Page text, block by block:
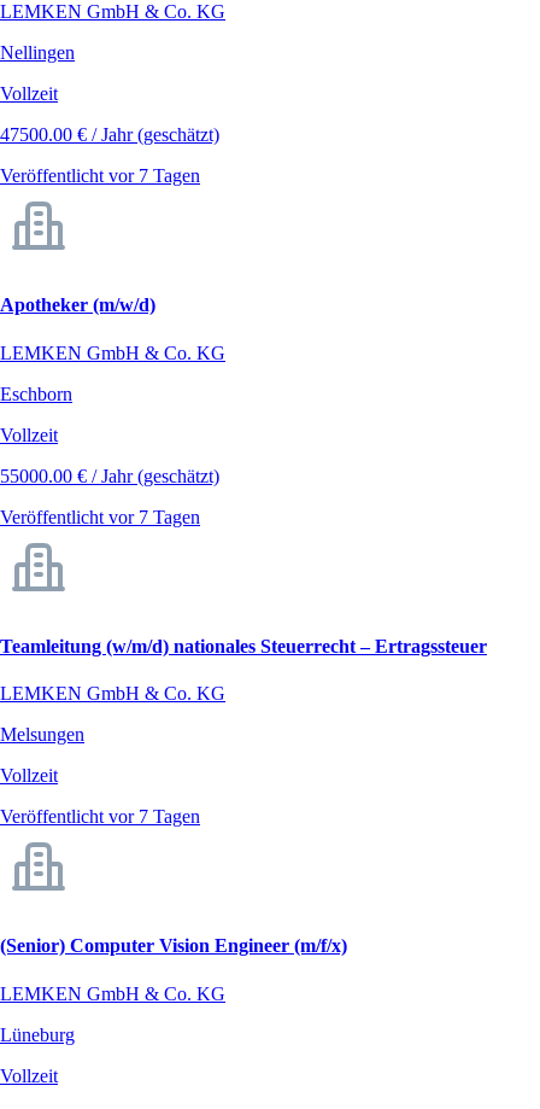
LEMKEN GmbH & Co. KG
Nellingen
Vollzeit
47500.00 € / Jahr (geschätzt)
Veröffentlicht vor 7 Tagen
Apotheker (m/w/d)
LEMKEN GmbH & Co. KG
Eschborn
Vollzeit
55000.00 € / Jahr (geschätzt)
Veröffentlicht vor 7 Tagen
Teamleitung (w/m/d) nationales Steuerrecht – Ertragssteuer
LEMKEN GmbH & Co. KG
Melsungen
Vollzeit
Veröffentlicht vor 7 Tagen
(Senior) Computer Vision Engineer (m/f/x)
LEMKEN GmbH & Co. KG
Lüneburg
Vollzeit